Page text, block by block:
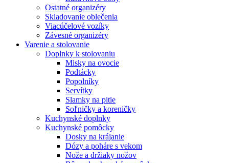
Ostatné organizéry
Skladovanie oblečenia
Viacúčelové vozíky
Závesné organizéry
Varenie a stolovanie
Doplnky k stolovaniu
Misky na ovocie
Podtácky
Popolníky
Servítky
Slamky na pitie
Soľničky a koreničky
Kuchynské doplnky
Kuchynské pomôcky
Dosky na krájanie
Dózy a poháre s vekom
Nože a držiaky nožov